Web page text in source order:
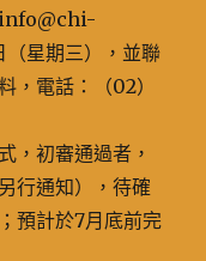
info@chi-
星期三），並聯
，電話：（02）
，初審通過者，
行通知），待確
預計於7月底前完